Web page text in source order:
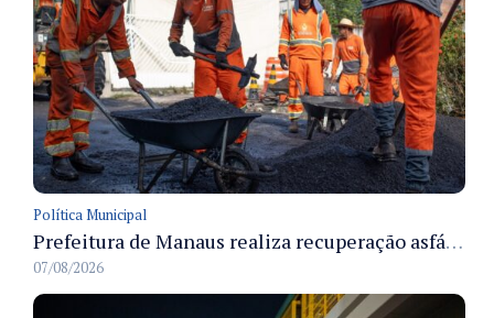
Política Municipal
Prefeitura de Manaus realiza recuperação asfáltica na rua Canário do Campo e amplia mobilidade na zona Norte
07/08/2026